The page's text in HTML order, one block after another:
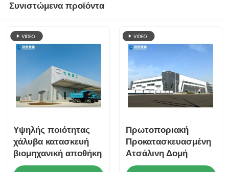
Συνιστώμενα προϊόντα
Υψηλής ποιότητας
χάλυβα κατασκευή
βιομηχανική αποθήκη
εργοστάσιο, χαμηλού
Πρωτοποριακή
Προκατασκευασμένη
Ατσάλινη Δομή
Κτιρίου Εργαστηρίου